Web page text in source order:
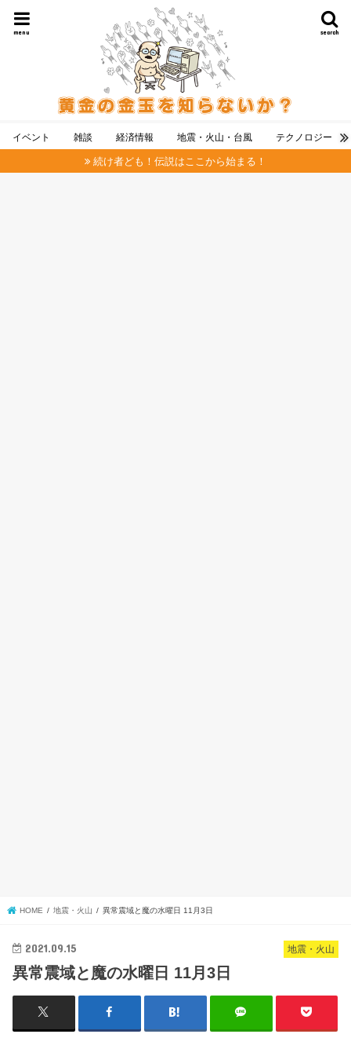
search
menu
イベント 雑談 経済情報 地震・火山・台風 テクノロジー
続け者ども！伝説はここから始まる！
HOME 地震・火山 異常震域と魔の水曜日 11月3日
地震・火山
2021.09.15
異常震域と魔の水曜日 11月3日